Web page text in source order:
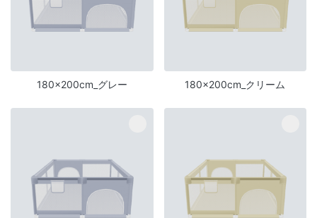
180×200cm_グレー 180×200cm_クリーム